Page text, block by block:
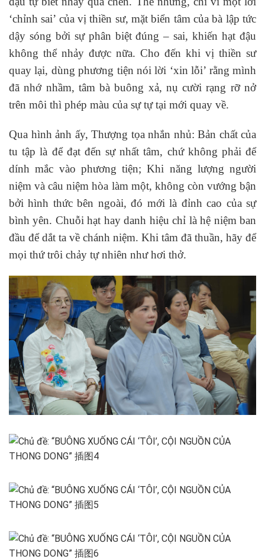
‘chỉnh sai’ của vị thiền sư, mặt biển tâm của bà lập tức
dậy sóng bởi sự phân biệt đúng – sai, khiến hạt đậu
không thể nhảy được nữa. Cho đến khi vị thiền sư
quay lại, dùng phương tiện nói lời ‘xin lỗi’ rằng mình
đã nhớ nhầm, tâm bà buông xả, nụ cười rạng rỡ nở
trên môi thì phép màu của sự tự tại mới quay về.
Qua hình ảnh ấy, Thượng tọa nhắn nhủ: Bản chất của
tu tập là để đạt đến sự nhất tâm, chứ không phải để
dính mắc vào phương tiện; Khi năng lượng người
niệm và câu niệm hòa làm một, không còn vướng bận
bởi hình thức bên ngoài, đó mới là đỉnh cao của sự
bình yên. Chuỗi hạt hay danh hiệu chỉ là hệ niệm ban
đầu để dắt ta về chánh niệm. Khi tâm đã thuần, hãy để
mọi thứ trôi chảy tự nhiên như hơi thở.